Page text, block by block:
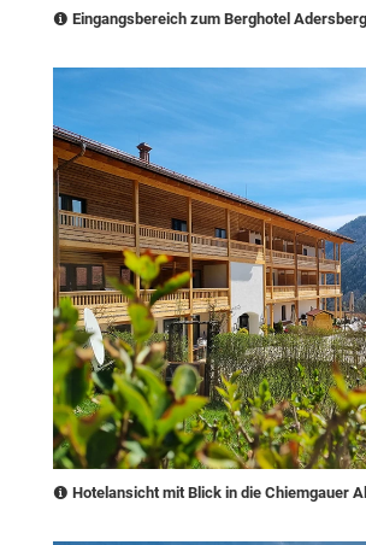
Eingangsbereich zum Berghotel
Hotelansicht mit Blick in die Chiemgauer